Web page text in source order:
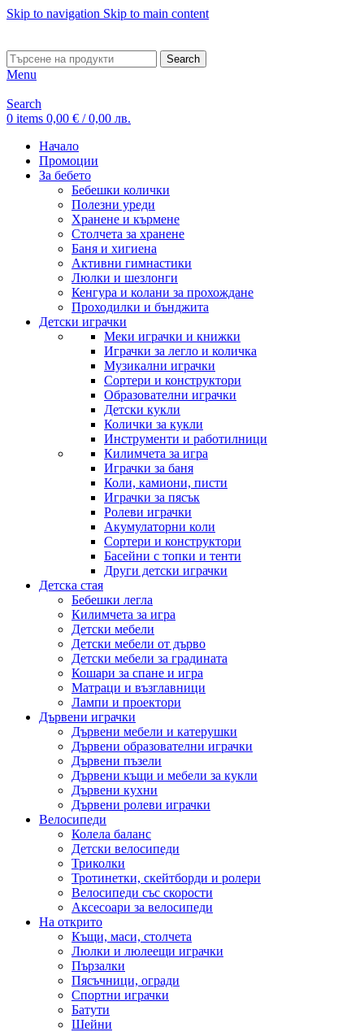
Skip to navigation Skip to main content
Search
Menu
Search
0 items 0,00 € / 0,00 лв.
Начало
Промоции
За бебето
Бебешки колички
Полезни уреди
Хранене и кърмене
Столчета за хранене
Баня и хигиена
Активни гимнастики
Люлки и шезлонги
Кенгура и колани за прохождане
Проходилки и бънджита
Детски играчки
Меки играчки и книжки
Играчки за легло и количка
Музикални играчки
Сортери и конструктори
Образователни играчки
Детски кукли
Колички за кукли
Инструменти и работилници
Килимчета за игра
Играчки за баня
Коли, камиони, писти
Играчки за пясък
Ролеви играчки
Акумулаторни коли
Сортери и конструктори
Басейни с топки и тенти
Други детски играчки
Детска стая
Бебешки легла
Килимчета за игра
Детски мебели
Детски мебели от дърво
Детски мебели за градината
Кошари за спане и игра
Матраци и възглавници
Лампи и проектори
Дървени играчки
Дървени мебели и катерушки
Дървени образователни играчки
Дървени пъзели
Дървени къщи и мебели за кукли
Дървени кухни
Дървени ролеви играчки
Велосипеди
Колела баланс
Детски велосипеди
Триколки
Тротинетки, скейтборди и ролери
Велосипеди със скорости
Аксесоари за велосипеди
На открито
Къщи, маси, столчета
Люлки и люлеещи играчки
Пързалки
Пясъчници, огради
Спортни играчки
Батути
Шейни